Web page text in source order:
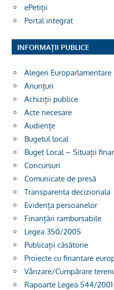
ePetiții
Portal integrat
INFORMAȚII PUBLICE
Alegeri Europarlamentare
Anunțuri
Achiziții publice
Acte necesare
Audiențe
Bugetul local
Buget Local – Situații
Concursuri
Comunicate de presă
Transparenta decizionala
Evidența persoanelor
Finanțări rambursabile
Legea 350/2005
Publicații căsătorie
Proiecte cu finantare
Vânzare/Cumpărare
Rapoarte Legea 544/2001